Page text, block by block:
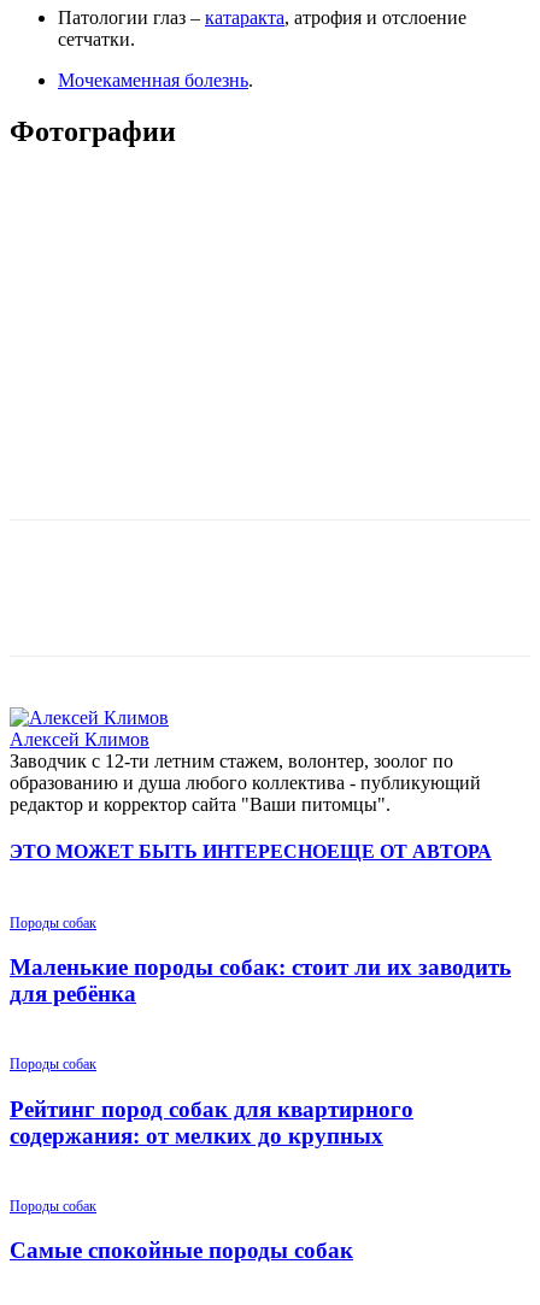
Патологии глаз – катаракта, атрофия и отслоение
сетчатки.
Мочекаменная болезнь.
Фотографии
Алексей Климов
Заводчик c 12-ти летним стажем, волонтер, зоолог по
образованию и душа любого коллектива - публикующий
редактор и корректор сайта "Ваши питомцы".
ЭТО МОЖЕТ БЫТЬ ИНТЕРЕСНОЕЩЕ ОТ АВТОРА
Породы собак
Маленькие породы собак: стоит ли их заводить
для ребёнка
Породы собак
Рейтинг пород собак для квартирного
содержания: от мелких до крупных
Породы собак
Самые спокойные породы собак